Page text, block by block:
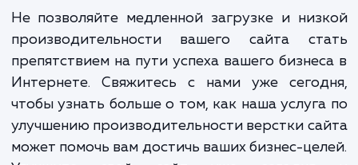
рынка постоянно меняются, и ваш
должен соответствовать
изменениям. Обеспечение
производительности сайта
только начальной оптимизации,
постоянного